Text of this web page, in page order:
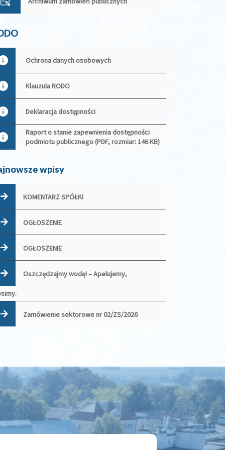
Ochrona danych osobowych
Klauzula RODO
Deklaracja dostępności
Raport o stanie zapewnienia dostępności
podmiotu publicznego (PDF, rozmiar: 146 KB)
wpisy
KOMENTARZ SPÓŁKI
OGŁOSZENIE
OGŁOSZENIE
Oszczędzajmy wodę! – Apelujemy,
Zamówienie sektorowe nr 02/ZS/2026